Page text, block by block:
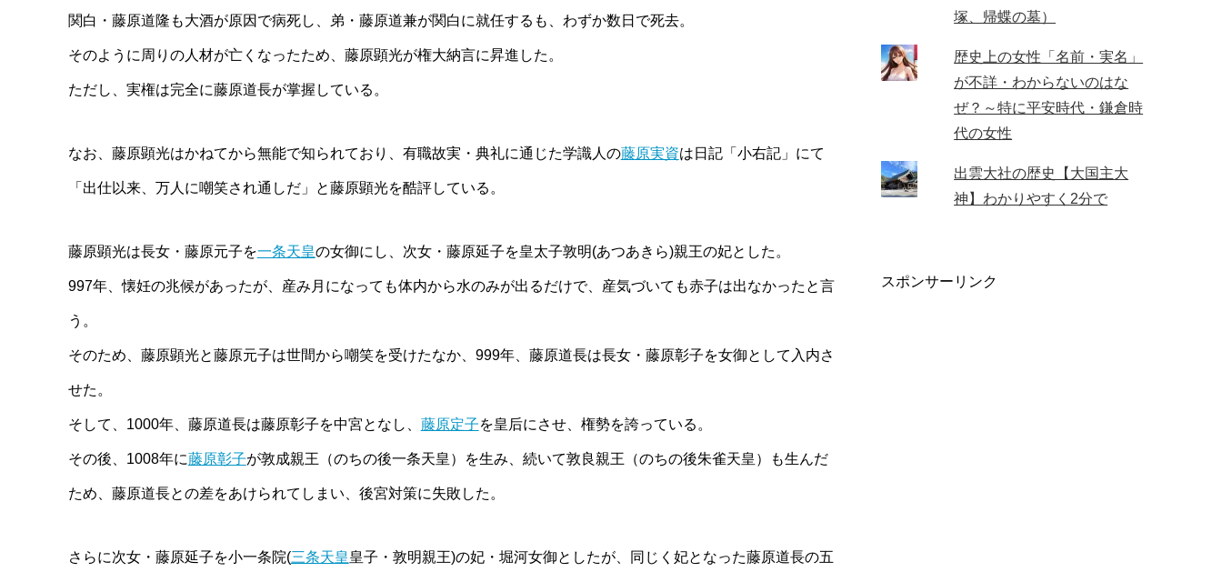
関白・藤原道隆も大酒が原因で病死し、弟・藤原道兼が関白に就任するも、わずか数日で死去。
そのように周りの人材が亡くなったため、藤原顕光が権大納言に昇進した。
ただし、実権は完全に藤原道長が掌握している。
なお、藤原顕光はかねてから無能で知られており、有職故実・典礼に通じた学識人の藤原実資は日記「小右記」にて
「出仕以来、万人に嘲笑され通しだ」と藤原顕光を酷評している。
藤原顕光は長女・藤原元子を一条天皇の女御にし、次女・藤原延子を皇太子敦明(あつあきら)親王の妃とした。
997年、懐妊の兆候があったが、産み月になっても体内から水のみが出るだけで、産気づいても赤子は出なかったと言
う。
そのため、藤原顕光と藤原元子は世間から嘲笑を受けたなか、999年、藤原道長は長女・藤原彰子を女御として入内さ
せた。
そして、1000年、藤原道長は藤原彰子を中宮となし、 藤原定子を皇后にさせ、権勢を誇っている。
その後、1008年に藤原彰子が敦成親王（のちの後一条天皇）を生み、続いて敦良親王（のちの後朱雀天皇）も生んだ
ため、藤原道長との差をあけられてしまい、後宮対策に失敗した。
さらに次女・藤原延子を小一条院(三条天皇皇子・敦明親王)の妃・堀河女御としたが、同じく妃となった藤原道長の五
塚、帰蝶の墓）
歴史上の女性「名前・実名」
が不詳・わからないのはな
ぜ？～特に平安時代・鎌倉時
代の女性
出雲大社の歴史【大国主大
神】わかりやすく2分で
スポンサーリンク